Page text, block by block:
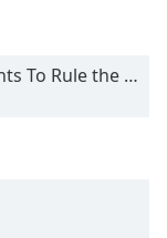
Rule the World